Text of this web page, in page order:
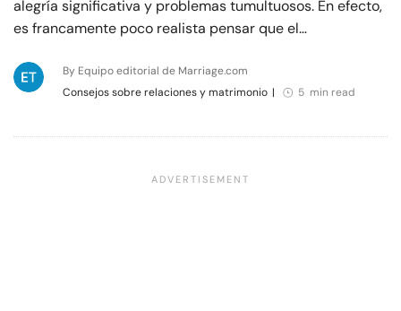
alegría significativa y problemas tumultuosos. En efecto,
es francamente poco realista pensar que el…
By Equipo editorial de Marriage.com
Consejos sobre relaciones y matrimonio | 5 min read